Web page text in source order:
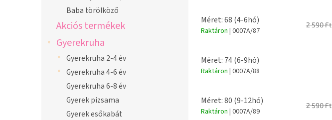
Baba törölköző
Akciós termékek
Gyerekruha
Gyerekruha 2-4 év
Gyerekruha 4-6 év
Gyerekruha 6-8 év
Gyerek pizsama
Gyerek esőkabát
Méret: 68 (4-6hó)
Raktáron | 0007A/87
2 590 Ft
Méret: 74 (6-9hó)
Raktáron | 0007A/88
Méret: 80 (9-12hó)
Raktáron | 0007A/89
2 590 Ft